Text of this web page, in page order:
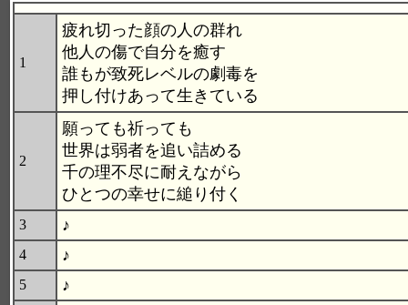
1
疲れ切った顔の人の群れ
他人の傷で自分を癒す
誰もが致死レベルの劇毒を
押し付けあって生きている
2
願っても祈っても
世界は弱者を追い詰める
千の理不尽に耐えながら
ひとつの幸せに縋り付く
3 ♪
4 ♪
5 ♪